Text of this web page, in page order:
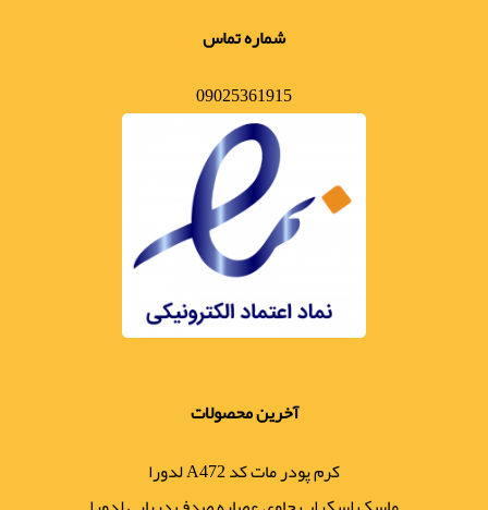
شماره تماس
09025361915
آخرین محصولات
کرم پودر مات کد A472 لدورا